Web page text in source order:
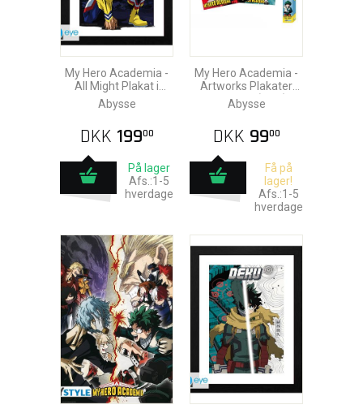
My Hero Academia -
All Might Plakat i
Ramme 30x40cm
Abysse
DKK 19900
På lager
Afs.:1-5
hverdage
My Hero Academia -
Artworks Plakater
52x38cm (2stk)
Abysse
DKK 9900
Få på
lager!
Afs.:1-5
hverdage